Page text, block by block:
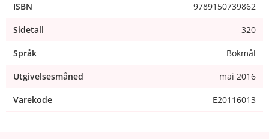
ISBN 9789150739862
Sidetall 320
Språk Bokmål
Utgivelsesmåned mai 2016
Varekode E20116013